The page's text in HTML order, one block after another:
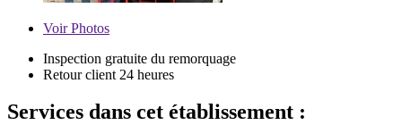
VoirPhotos
Inspection gratuite du remorquage
Retour client 24 heures
Services dans cet établissement :